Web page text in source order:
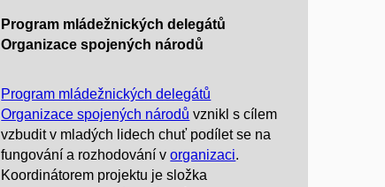
Program mládežnických delegátů
Organizace spojených národů
Program mládežnických delegátů
Organizace spojených národů vznikl s cílem
vzbudit v mladých lidech chuť podílet se na
fungování a rozhodování vorganizaci.
Koordinátorem projektu je složka